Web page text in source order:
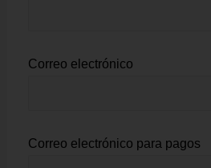
Correo electrónico
Correo electrónico para pagos